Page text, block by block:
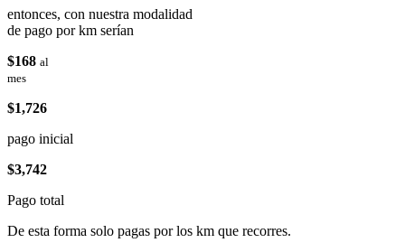
entonces, con nuestra modalidad
de pago por km serían
$168 al
mes
$1,726
pago inicial
$3,742
Pago total
De esta forma solo pagas por los km que recorres.